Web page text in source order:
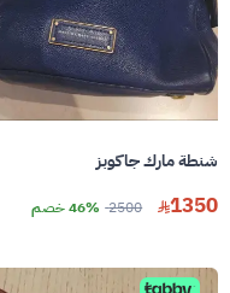
شنطة مارك جاكوبز
1350
2500 46% خصم